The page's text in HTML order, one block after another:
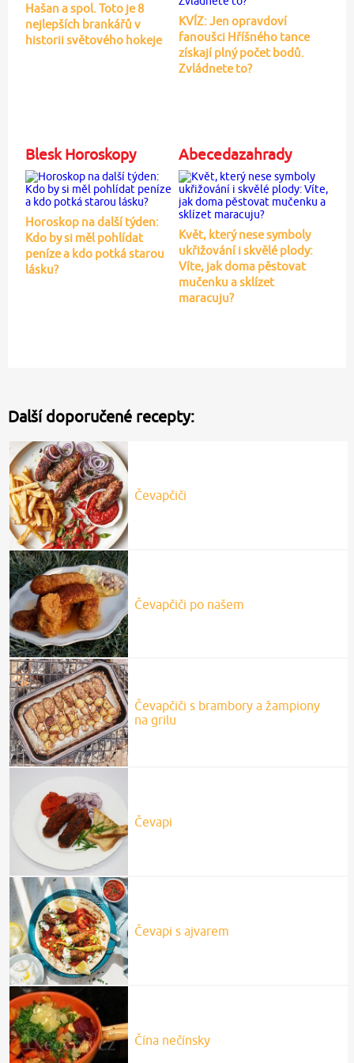
Hašan a spol. Toto je 8
nejlepších brankářů v
historii světového hokeje
KVÍZ: Jen opravdoví
fanoušci Hříšného tance
získají plný počet bodů.
Zvládnete to?
Blesk Horoskopy
Horoskop na další týden:
Kdo by si měl pohlídat
peníze a kdo potká starou
lásku?
Abecedazahrady
Květ, který nese symboly
ukřižování i skvělé plody:
Víte, jak doma pěstovat
mučenku a sklízet
maracuju?
Další doporučené recepty:
Čevapčiči
Čevapčiči po našem
Čevapčiči s brambory a žampiony
na grilu
Čevapi
Čevapi s ajvarem
Čína nečínsky